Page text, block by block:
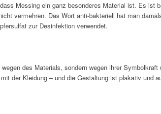
Messing ein ganz besonderes Material ist. Es ist
vermehren. Das Wort anti-bakteriell hat man
zur Desinfektion verwendet.
des Materials, sondern wegen ihrer
der Kleidung – und die Gestaltung ist plakativ und